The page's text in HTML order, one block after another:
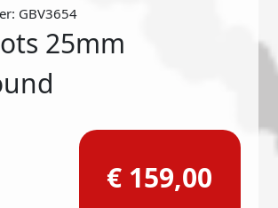
GBV3654
25mm
€ 159,00